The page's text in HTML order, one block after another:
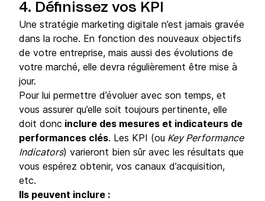
4. Définissez vos KPI
Une stratégie marketing digitale n’est jamais gravée
dans la roche. En fonction des nouveaux objectifs
de votre entreprise, mais aussi des évolutions de
votre marché, elle devra régulièrement être mise à
jour.
Pour lui permettre d’évoluer avec son temps, et
vous assurer qu’elle soit toujours pertinente, elle
doit donc inclure des mesures et indicateurs de
performances clés. Les KPI (ou Key Performance
Indicators) varieront bien sûr avec les résultats que
vous espérez obtenir, vos canaux d’acquisition,
etc.
Ils peuvent inclure :